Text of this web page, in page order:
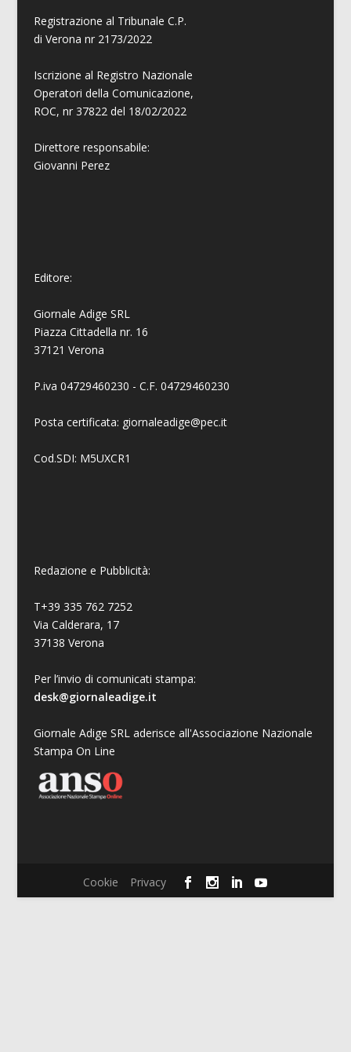
Registrazione al Tribunale C.P.
di Verona nr 2173/2022
Iscrizione al Registro Nazionale
Operatori della Comunicazione,
ROC, nr 37822 del 18/02/2022
Direttore responsabile:
Giovanni Perez
Editore:
Giornale Adige SRL
Piazza Cittadella nr. 16
37121 Verona
P.iva 04729460230 - C.F. 04729460230
Posta certificata: giornaleadige@pec.it
Cod.SDI: M5UXCR1
Redazione e Pubblicità:
T+39 335 762 7252
Via Calderara, 17
37138 Verona
Per l’invio di comunicati stampa:
desk@giornaleadige.it
Giornale Adige SRL aderisce all'Associazione Nazionale
Stampa On Line
Cookie Privacy